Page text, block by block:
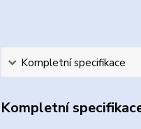
Kompletní specifikace
Kompletní